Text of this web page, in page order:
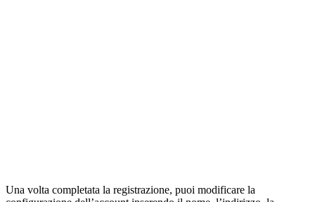
Una volta completata la registrazione, puoi modificare la